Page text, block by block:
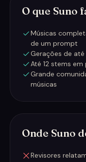
O que Suno
Músicas
de um prompt
Gerações de
Até 12 stems
Grande
músicas
Onde Suno
Revisores